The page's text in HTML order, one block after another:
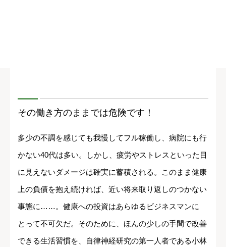
その働き方のままでは危険です！
多少の不調を感じても我慢してフル稼働し、病院にも行
かない40代は多い。しかし、疲労やストレスといった目
に見えないダメージは確実に蓄積される。このまま健康
上の負債を抱え続ければ、近い将来取り返しのつかない
事態に……。健康への投資はあらゆるビジネスマンに
とって不可欠だ。そのために、ほんの少しの手間で改善
できる生活習慣を、自律神経研究の第一人者である小林